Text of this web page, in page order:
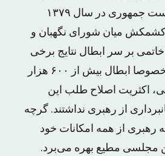
هفتمین انتخابات ریاست جمهوری در سال ۱۳۷۹
میان شورای نگهبان و
بر سر ابطال نتایج برخی
حوزه‌های انتخابیه و خصوصا ابطال بیش از ۶۰۰ هزار
اکثریت اصلاح طلب این
از رهبری نداشتند. گرچه
از همه امکانات خود
مجلسی مطیع بهره می‌برد.